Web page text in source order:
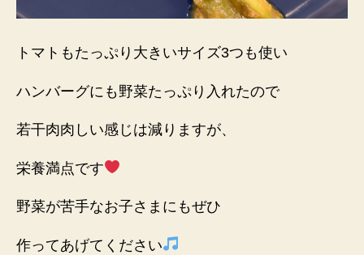
の
トマトもたっぷり大きいサイズ3つも使い
ハンバーグにも野菜たっぷり入れたので
若干肉肉しい感じは減りますが、
栄養満点です
野菜が苦手なお子さまにもぜひ
作ってあげてください